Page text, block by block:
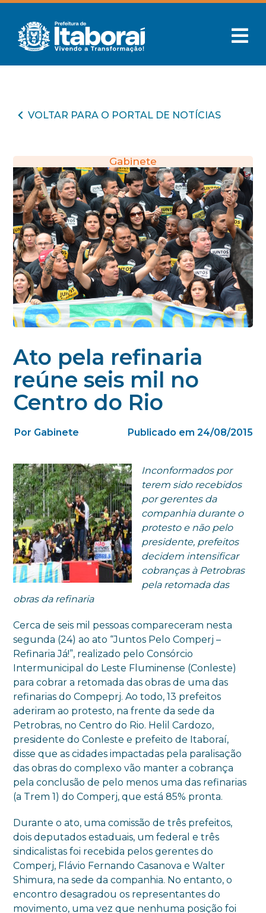
VOLTAR PARA O PORTAL DE NOTÍCIAS
Gabinete
Ato pela refinaria
reúne seis mil no
Centro do Rio
Por Gabinete Publicado em 24/08/2015
Inconformados por
terem sido recebidos
por gerentes da
companhia durante o
protesto e não pelo
presidente, prefeitos
decidem intensificar
cobranças à Petrobras
pela retomada das
obras da refinaria
Cerca de seis mil pessoas compareceram nesta
segunda (24) ao ato “Juntos Pelo Comperj –
Refinaria Já!”, realizado pelo Consórcio
Intermunicipal do Leste Fluminense (Conleste)
para cobrar a retomada das obras de uma das
refinarias do Compeprj. Ao todo, 13 prefeitos
aderiram ao protesto, na frente da sede da
Petrobras, no Centro do Rio. Helil Cardozo,
presidente do Conleste e prefeito de Itaboraí,
disse que as cidades impactadas pela paralisação
das obras do complexo vão manter a cobrança
pela conclusão de pelo menos uma das refinarias
(a Trem 1) do Comperj, que está 85% pronta.
Durante o ato, uma comissão de três prefeitos,
dois deputados estaduais, um federal e três
sindicalistas foi recebida pelos gerentes do
Comperj, Flávio Fernando Casanova e Walter
Shimura, na sede da companhia. No entanto, o
encontro desagradou os representantes do
movimento, uma vez que nenhuma posição foi